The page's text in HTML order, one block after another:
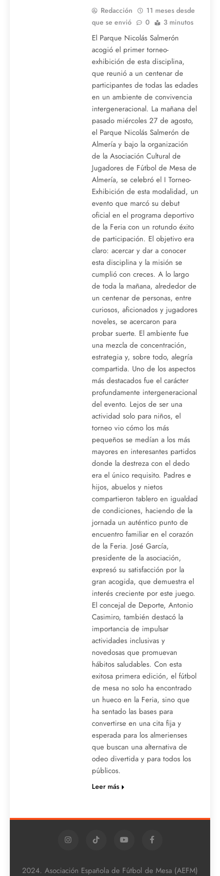
Redacción
11 meses desde
que se envió
0 3 minutos
El Parque Nicolás Salmerón
acogió el primer torneo-
exhibición de esta disciplina,
que reunió a un centenar de
participantes de todas las edades
en un ambiente de convivencia
intergeneracional. La mañana del
pasado miércoles 27 de agosto,
el Parque Nicolás Salmerón de
Almería y bajo la organización
de la Asociación Cultural de
Jugadores de Fútbol de Mesa de
Almería, se celebró el I Torneo-
Exhibición de esta modalidad, un
evento que marcó su debut
oficial en el programa deportivo
de la Feria con un rotundo éxito
de participación. El objetivo era
claro: acercar y dar a conocer
esta disciplina y la misión se
cumplió con creces. A lo largo
de toda la mañana, alrededor de
un centenar de personas, entre
curiosos, aficionados y jugadores
noveles, se acercaron para
probar suerte. El ambiente fue
una mezcla de concentración,
estrategia y, sobre todo, alegría
compartida. Uno de los aspectos
más destacados fue el carácter
profundamente intergeneracional
del evento. Lejos de ser una
actividad solo para niños, el
torneo vio cómo los más
pequeños se medían a los más
mayores en interesantes partidos
donde la destreza con el dedo
era el único requisito. Padres e
hijos, abuelos y nietos
compartieron tablero en igualdad
de condiciones, haciendo de la
jornada un auténtico punto de
encuentro familiar en el corazón
de la Feria. José García,
presidente de la asociación,
expresó su satisfacción por la
gran acogida, que demuestra el
interés creciente por este juego.
El concejal de Deporte, Antonio
Casimiro, también destacó la
importancia de impulsar
actividades inclusivas y
novedosas que promuevan
hábitos saludables. Con esta
exitosa primera edición, el fútbol
de mesa no solo ha encontrado
un hueco en la Feria, sino que
ha sentado las bases para
convertirse en una cita fija y
esperada para los almerienses
que buscan una alternativa de
odeo divertida y para todos los
públicos.
Leer más
2024. Asociación Española de Fútbol de Mesa (AEFM)